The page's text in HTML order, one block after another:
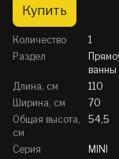
Купить
Количество
1
Раздел
ванны
Длина, см
110
Ширина, см
70
Общая высота,
см
54,5
Серия
MINI